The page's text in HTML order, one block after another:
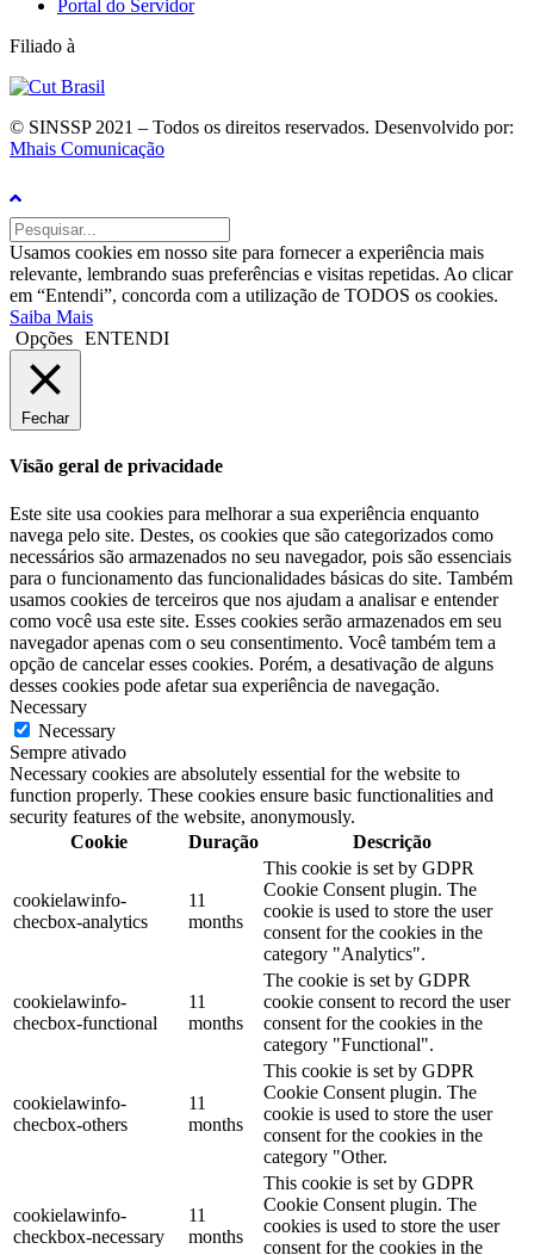
Portal do Servidor
Filiado à
© SINSSP 2021 – Todos os direitos reservados. Desenvolvido por:
Mhais Comunicação
Usamos cookies em nosso site para fornecer a experiência mais
relevante, lembrando suas preferências e visitas repetidas. Ao clicar
em “Entendi”, concorda com a utilização de TODOS os cookies.
Saiba Mais
Opções ENTENDI
Fechar
Visão geral de privacidade
Este site usa cookies para melhorar a sua experiência enquanto
navega pelo site. Destes, os cookies que são categorizados como
necessários são armazenados no seu navegador, pois são essenciais
para o funcionamento das funcionalidades básicas do site. Também
usamos cookies de terceiros que nos ajudam a analisar e entender
como você usa este site. Esses cookies serão armazenados em seu
navegador apenas com o seu consentimento. Você também tem a
opção de cancelar esses cookies. Porém, a desativação de alguns
desses cookies pode afetar sua experiência de navegação.
Necessary
Necessary
Sempre ativado
Necessary cookies are absolutely essential for the website to
function properly. These cookies ensure basic functionalities and
security features of the website, anonymously.
Cookie
Duração Descrição
cookielawinfo-
checbox-analytics
11
months
This cookie is set by GDPR
Cookie Consent plugin. The
cookie is used to store the user
consent for the cookies in the
category "Analytics".
cookielawinfo-
checbox-functional
11
months
The cookie is set by GDPR
cookie consent to record the user
consent for the cookies in the
category "Functional".
cookielawinfo-
checbox-others
11
months
This cookie is set by GDPR
Cookie Consent plugin. The
cookie is used to store the user
consent for the cookies in the
category "Other.
cookielawinfo-
checkbox-necessary
11
months
This cookie is set by GDPR
Cookie Consent plugin. The
cookies is used to store the user
consent for the cookies in the